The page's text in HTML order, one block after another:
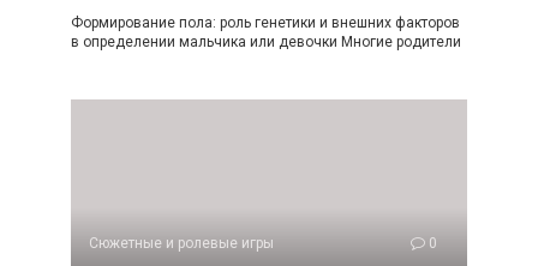
Формирование пола: роль генетики и внешних факторов
в определении мальчика или девочки Многие родители
Сюжетные и ролевые игры 0